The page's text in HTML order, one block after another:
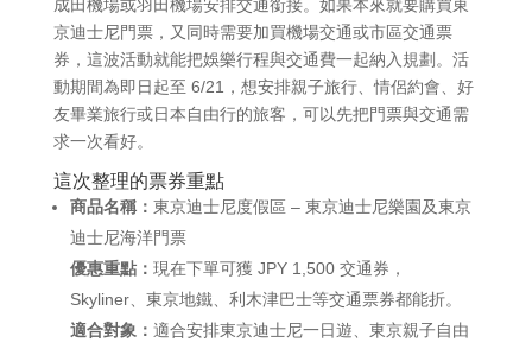
成田機場或羽田機場安排交通銜接。如果本來就要購買東
京迪士尼門票，又同時需要加買機場交通或市區交通票
券，這波活動就能把娛樂行程與交通費一起納入規劃。活
動期間為即日起至 6/21，想安排親子旅行、情侶約會、好
友畢業旅行或日本自由行的旅客，可以先把門票與交通需
求一次看好。
這次整理的票券重點
商品名稱： 東京迪士尼度假區 – 東京迪士尼樂園及東京
迪士尼海洋門票
優惠重點： 現在下單可獲 JPY 1,500 交通券，
Skyliner、東京地鐵、利木津巴士等交通票券都能折。
適合對象： 適合安排東京迪士尼一日遊、東京親子自由